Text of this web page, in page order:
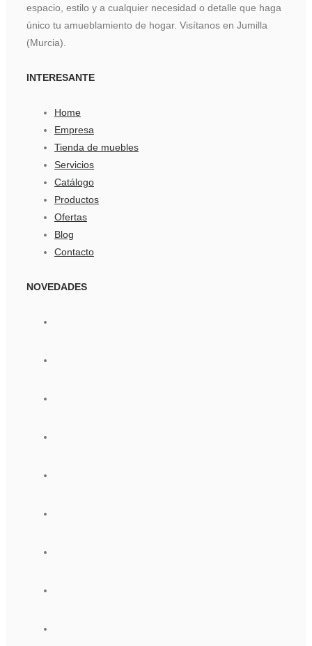
espacio, estilo y a cualquier necesidad o detalle que haga
único tu amueblamiento de hogar. Visítanos en Jumilla
(Murcia).
INTERESANTE
Home
Empresa
Tienda de muebles
Servicios
Catálogo
Productos
Ofertas
Blog
Contacto
NOVEDADES